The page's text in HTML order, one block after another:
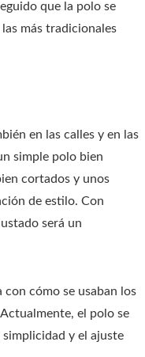
que la polo se
más tradicionales
en las calles y en las
simple polo bien
cortados y unos
de estilo. Con
será un
cómo se usaban los
el polo se
y el ajuste